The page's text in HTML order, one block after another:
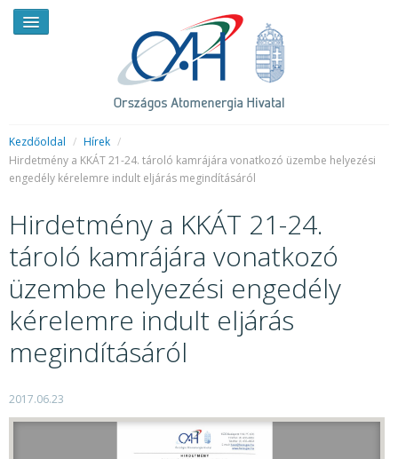
HÍREK
RENDKÍVÜLI HÍREK
SAJTÓSZOBA
HIRDETMÉNYEK
BEMUTATKOZÁS
FELADATOK
KÖZÉRDEKŰ ADATOK
JOGI SZABÁLYOZÁS, ÚTMUTATÓK
Kezdőoldal / Hírek /
Hirdetmény a KKÁT 21-24. tároló kamrájára vonatkozó üzembe helyezési
engedély kérelemre indult eljárás megindításáról
Hirdetmény a KKÁT 21-24.
tároló kamrájára vonatkozó
üzembe helyezési engedély
kérelemre indult eljárás
megindításáról
2017.06.23